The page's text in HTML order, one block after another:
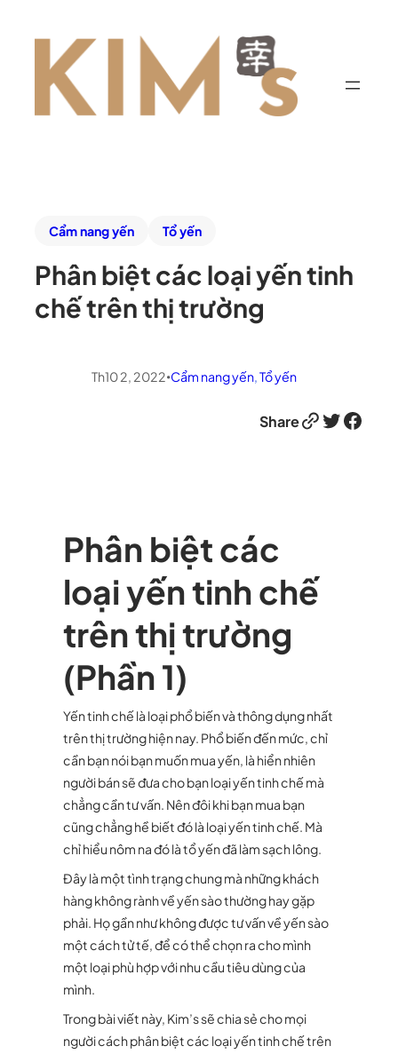
Cẩm nang yến Tổ yến
Phân biệt các loại yến tinh
chế trên thị trường
Th10 2, 2022 •Cẩm nang yến, Tổ yến
ShareLink Twitter Facebook
Phân biệt các
loại yến tinh chế
trên thị trường
(Phần 1)
Yến tinh chế là loại phổ biến và thông dụng nhất
trên thị trường hiện nay. Phổ biến đến mức, chỉ
cần bạn nói bạn muốn mua yến, là hiển nhiên
người bán sẽ đưa cho bạn loại yến tinh chế mà
chẳng cần tư vấn. Nên đôi khi bạn mua bạn
cũng chẳng hề biết đó là loại yến tinh chế. Mà
chỉ hiểu nôm na đó là tổ yến đã làm sạch lông.
Đây là một tình trạng chung mà những khách
hàng không rành về yến sào thường hay gặp
phải. Họ gần như không được tư vấn về yến sào
một cách tử tế, để có thể chọn ra cho mình
một loại phù hợp với nhu cầu tiêu dùng của
mình.
Trong bài viết này, Kim’s sẽ chia sẻ cho mọi
người cách phân biệt các loại yến tinh chế trên